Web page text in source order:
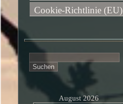
Cookie-Richtlinie (EU)
nach:
August 2026